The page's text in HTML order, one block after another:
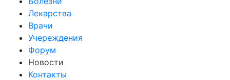
Лекарства
Врачи
Учереждения
Форум
Новости
Контакты